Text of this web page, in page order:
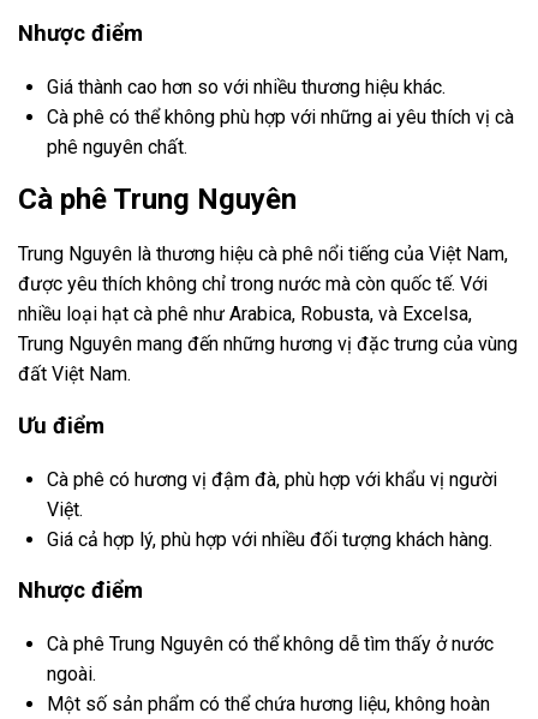
Nhược điểm
Giá thành cao hơn so với nhiều thương hiệu khác.
Cà phê có thể không phù hợp với những ai yêu thích vị cà
phê nguyên chất.
Cà phê Trung Nguyên
Trung Nguyên là thương hiệu cà phê nổi tiếng của Việt Nam,
được yêu thích không chỉ trong nước mà còn quốc tế. Với
nhiều loại hạt cà phê như Arabica, Robusta, và Excelsa,
Trung Nguyên mang đến những hương vị đặc trưng của vùng
đất Việt Nam.
Ưu điểm
Cà phê có hương vị đậm đà, phù hợp với khẩu vị người
Việt.
Giá cả hợp lý, phù hợp với nhiều đối tượng khách hàng.
Nhược điểm
Cà phê Trung Nguyên có thể không dễ tìm thấy ở nước
ngoài.
Một số sản phẩm có thể chứa hương liệu, không hoàn